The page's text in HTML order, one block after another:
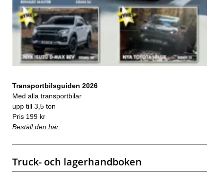
Transportbilsguiden 2026
Med alla transportbilar
upp till 3,5 ton
Pris 199 kr
Beställ den här
Truck- och lagerhandboken